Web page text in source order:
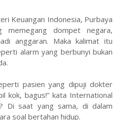
Keuangan Indonesia, Purbaya
memegang dompet negara,
anggaran. Maka kalimat itu
alarm yang berbunyi bukan
pasien yang dipuji dokter
kok, bagus!” kata International
Di saat yang sama, di dalam
soal bertahan hidup.